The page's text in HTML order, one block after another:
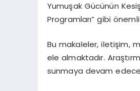
Yumuşak Gücünün
Programları” gibi
Bu makaleler, iletişim,
ele almaktadır.
sunmaya devam